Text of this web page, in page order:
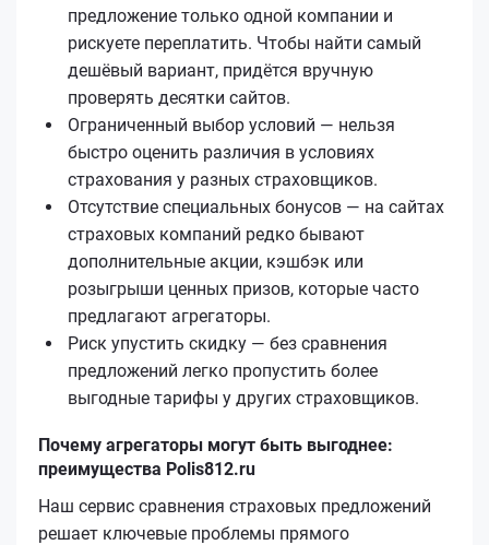
предложение только одной компании и
рискуете переплатить. Чтобы найти самый
дешёвый вариант, придётся вручную
проверять десятки сайтов.
Ограниченный выбор условий — нельзя
быстро оценить различия в условиях
страхования у разных страховщиков.
Отсутствие специальных бонусов — на сайтах
страховых компаний редко бывают
дополнительные акции, кэшбэк или
розыгрыши ценных призов, которые часто
предлагают агрегаторы.
Риск упустить скидку — без сравнения
предложений легко пропустить более
выгодные тарифы у других страховщиков.
Почему агрегаторы могут быть выгоднее:
преимущества Polis812.ru
Наш сервис сравнения страховых предложений
решает ключевые проблемы прямого